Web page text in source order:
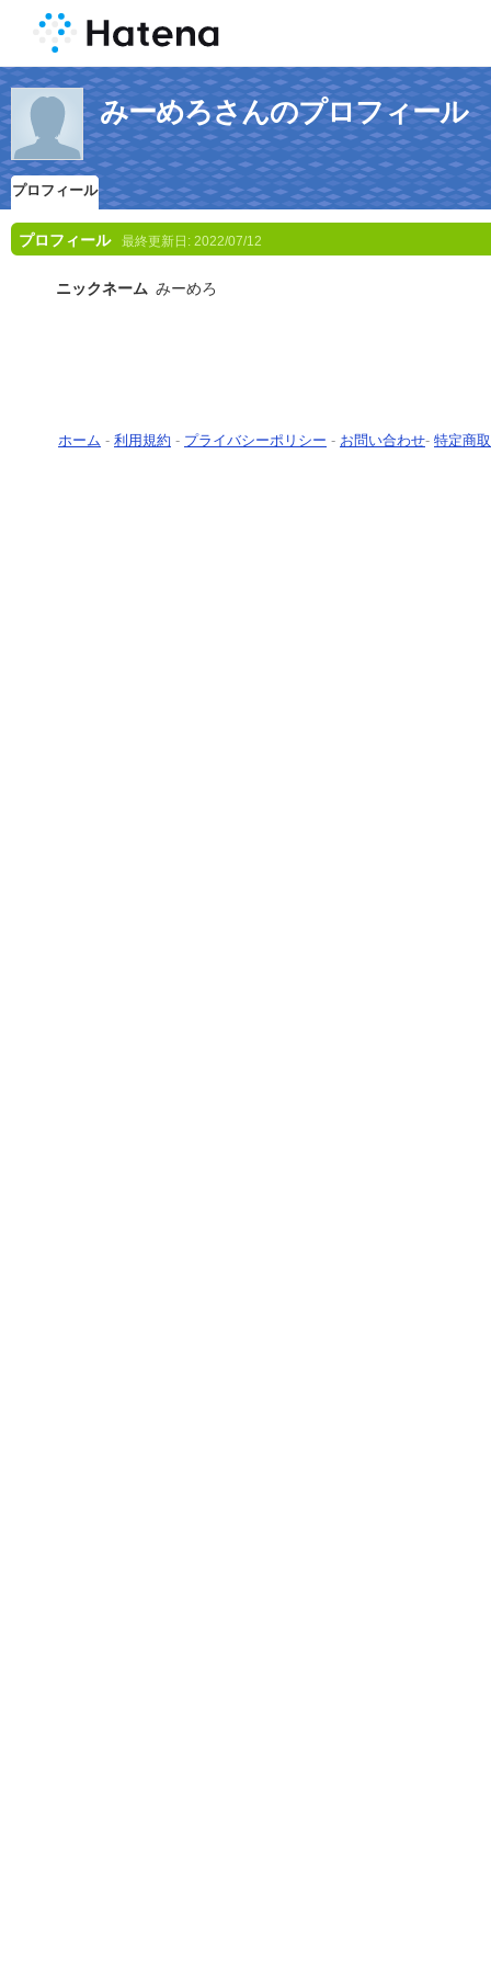
みーめろさんのプロフィール
プロフィール
プロフィール 最終更新日: 2022/07/12
ニックネーム みーめろ
ホーム - 利用規約 - プライバシーポリシー - お問い合わせ- 特定商